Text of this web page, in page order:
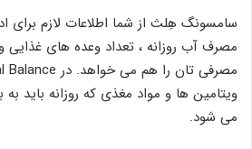
سامسونگ هِلث از شما اطلاعات لازم برای
مصرف آب روزانه ، تعداد وعده های غذایی
ویتامین ها و مواد مغذی که روزانه باید
می شود.